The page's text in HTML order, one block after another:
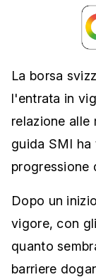
La borsa
l'entrata in
relazione alle
guida SMI ha
progressione
Dopo un
vigore, con
quanto
barriere